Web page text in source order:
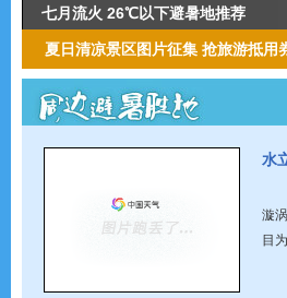
炎夏渐行渐远 秋老虎里寻清凉
国内最清凉避暑胜地分布图
七月流火 26℃以下避暑地推荐
夏日清凉景区图片征集 抢旅游抵用
水
漩
目